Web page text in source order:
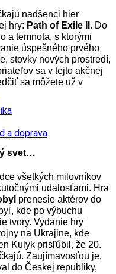
a doprava
nadšenci hier
hry: Path of Exile II. Do
a temnota, s ktorými
úspešného prvého
stovky nových prostredí,
sa v tejto akčnej
sa môžete už v
svet…
všetkých milovníkov
udalosťami. Hra
prenesie aktérov do
kde po výbuchu
tvory. Vydanie hry
na Ukrajine, kde
Kulyk prisľúbil, že 20.
Zaujímavosťou je,
do Českej republiky,